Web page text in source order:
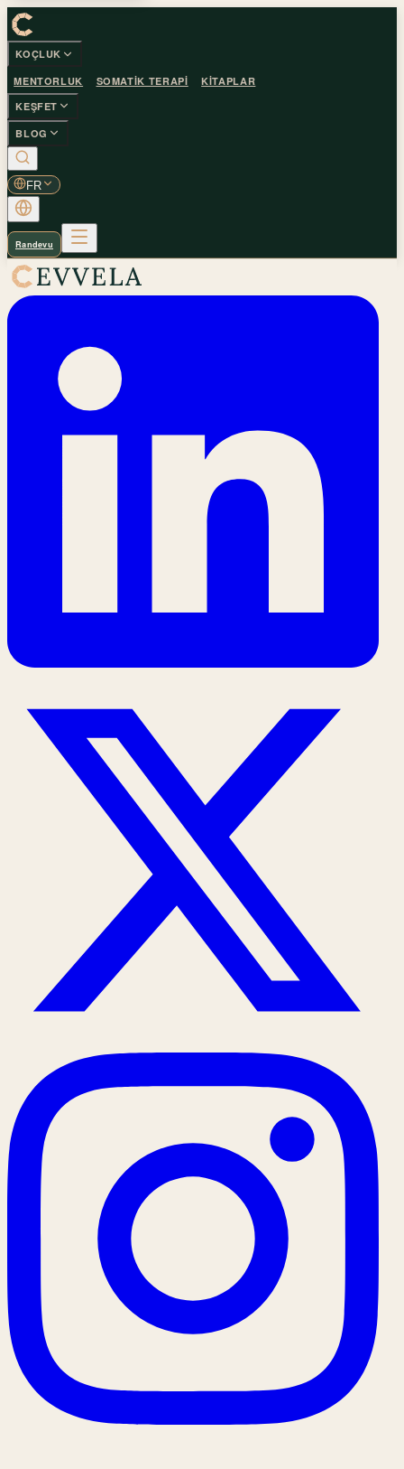
KOÇLUK
MENTORLUK SOMATIK TERAPI
KITAPLAR
KEŞFET
BLOG
FR
Randevu
Questions fréquentes | Cevvela